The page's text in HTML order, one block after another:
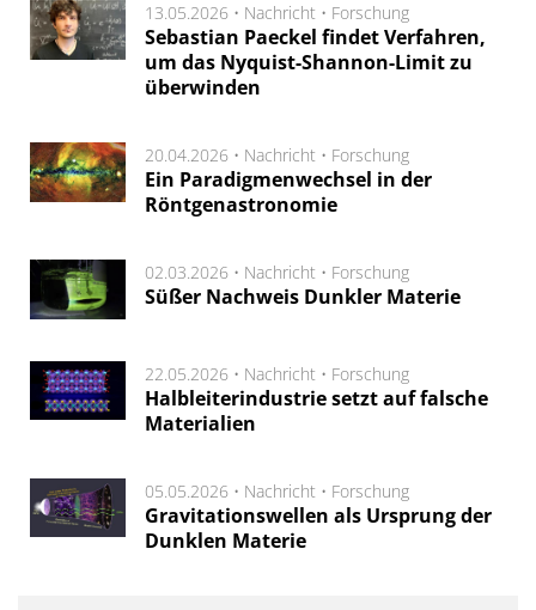
13.05.2026 • Nachricht • Forschung
Sebastian Paeckel findet Verfahren,
um das Nyquist-Shannon-Limit zu
überwinden
20.04.2026 • Nachricht • Forschung
Ein Paradigmenwechsel in der
Röntgenastronomie
02.03.2026 • Nachricht • Forschung
Süßer Nachweis Dunkler Materie
22.05.2026 • Nachricht • Forschung
Halbleiterindustrie setzt auf falsche
Materialien
05.05.2026 • Nachricht • Forschung
Gravitationswellen als Ursprung der
Dunklen Materie